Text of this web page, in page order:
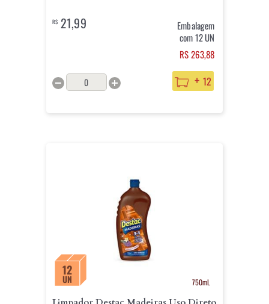
R$21,99
Embalagem
com 12 UN
RS 263,88
+ 12
12
UN 750mL